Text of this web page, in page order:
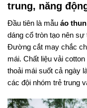
trung, năng
Đầu tiên là mẫu áo
dáng cổ tròn tạo nên
Đường cắt may chắc
mái. Chất liệu vải
thoải mái suốt cả ngày
các đội nhóm trẻ trung